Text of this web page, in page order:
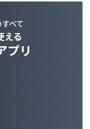
べて
える
プリ